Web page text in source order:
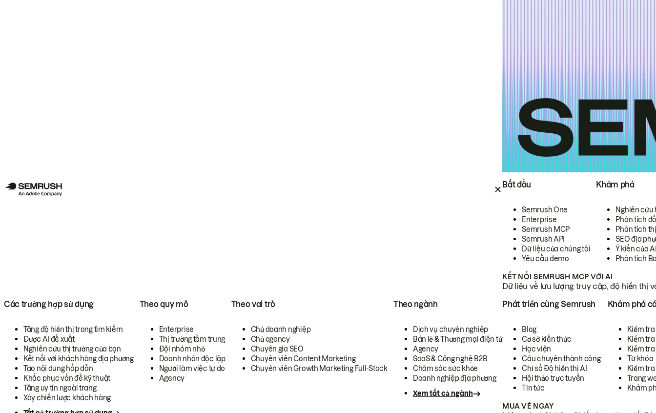
Bắt đầu
Semrush One
Enterprise
Semrush MCP
Semrush API
Dữ liệu của chúng tôi
Yêu cầu demo
Khám phá
Nghiên cứu
Phân tích
Phân tích
SEO địa
Ý kiến của
Phân tích
KẾT NỐI SEMRUSH MCP VỚI AI
Dữ liệu về lưu lượng truy cập, độ hiển thị
Các trường hợp sử dụng
Tăng độ hiển thị trong tìm kiếm
Được AI đề xuất
Nghiên cứu thị trường của bạn
Kết nối với khách hàng địa phương
Tạo nội dung hấp dẫn
Khắc phục vấn đề kỹ thuật
Tăng uy tín ngoài trang
Xây chiến lược khách hàng
Theo quy mô
Enterprise
Thị trường tầm trung
Đội nhóm nhỏ
Doanh nhân độc lập
Người làm việc tự do
Agency
Theo vai trò
Chủ doanh nghiệp
Chủ agency
Chuyên gia SEO
Chuyên viên Content Marketing
Chuyên viên Growth Marketing Full-Stack
Theo ngành
Dịch vụ chuyên nghiệp
Bán lẻ & Thương mại điện tử
Agency
SaaS & Công nghệ B2B
Chăm sóc sức khỏe
Doanh nghiệp địa phương
Xem tất cả ngành
Phát triển cùng Semrush
Blog
Cơ sở kiến thức
Học viện
Câu chuyên thành công
Chỉ số Độ hiển thị AI
Hội thảo trực tuyến
Tin tức
Khám phá
Kiểm
Kiểm tra
Kiểm
Từ khóa
Kiểm
Trang
Khám
MUA VÉ NGAY